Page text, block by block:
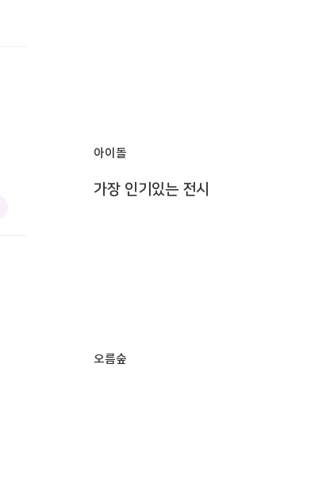
아이돌
가장 인기있는 전시
오름숲